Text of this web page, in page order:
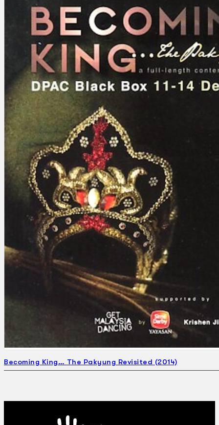
Gelintar
Becoming King… The Pakyung Revisited (2014)